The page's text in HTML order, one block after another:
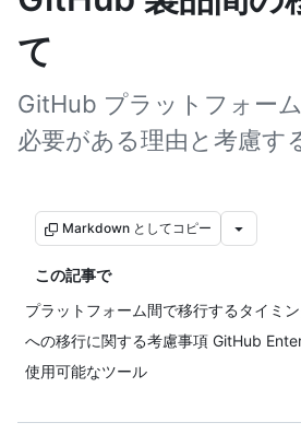
て
GitHub プラットフォー
必要がある理由と考慮す
Markdown としてコピー
この記事で
プラットフォーム間で移行するタイミ
への移行に関する考慮事項 GitHub
使用可能なツール